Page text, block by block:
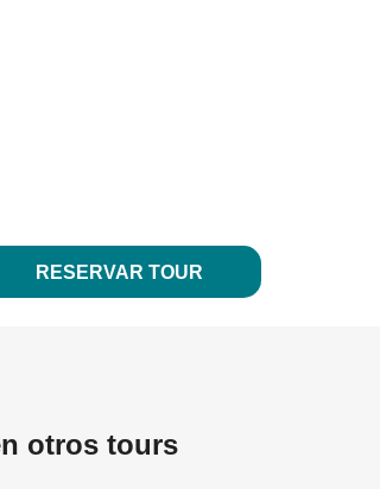
RESERVAR TOUR
otros tours